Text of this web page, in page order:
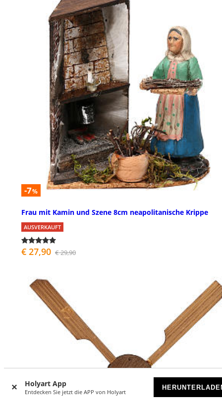
Holyart App
Entdecken Sie jetzt die APP von Holyart
-7%
Frau mit Kamin und Szene 8cm neapolitanische Krippe
AUSVERKAUFT
€ 27,90 € 29,90